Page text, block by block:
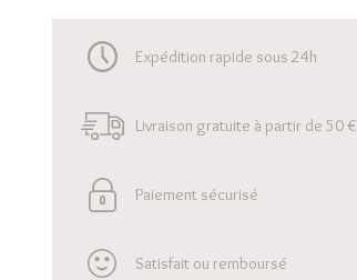
Expédition rapide sous 24h
Livraison gratuite à partir de 50 €
Paiement sécurisé
Satisfait ou remboursé